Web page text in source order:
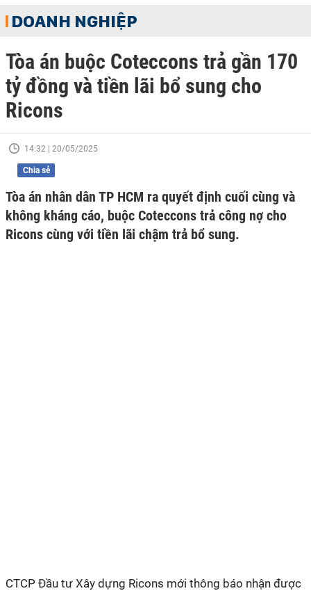
DOANH NGHIỆP
Tòa án buộc Coteccons trả gần 170
tỷ đồng và tiền lãi bổ sung cho
Ricons
14:32 | 20/05/2025
Chia sẻ
Tòa án nhân dân TP HCM ra quyết định cuối cùng và
không kháng cáo, buộc Coteccons trả công nợ cho
Ricons cùng với tiền lãi chậm trả bổ sung.
CTCP Đầu tư Xây dựng Ricons mới thông báo nhận được